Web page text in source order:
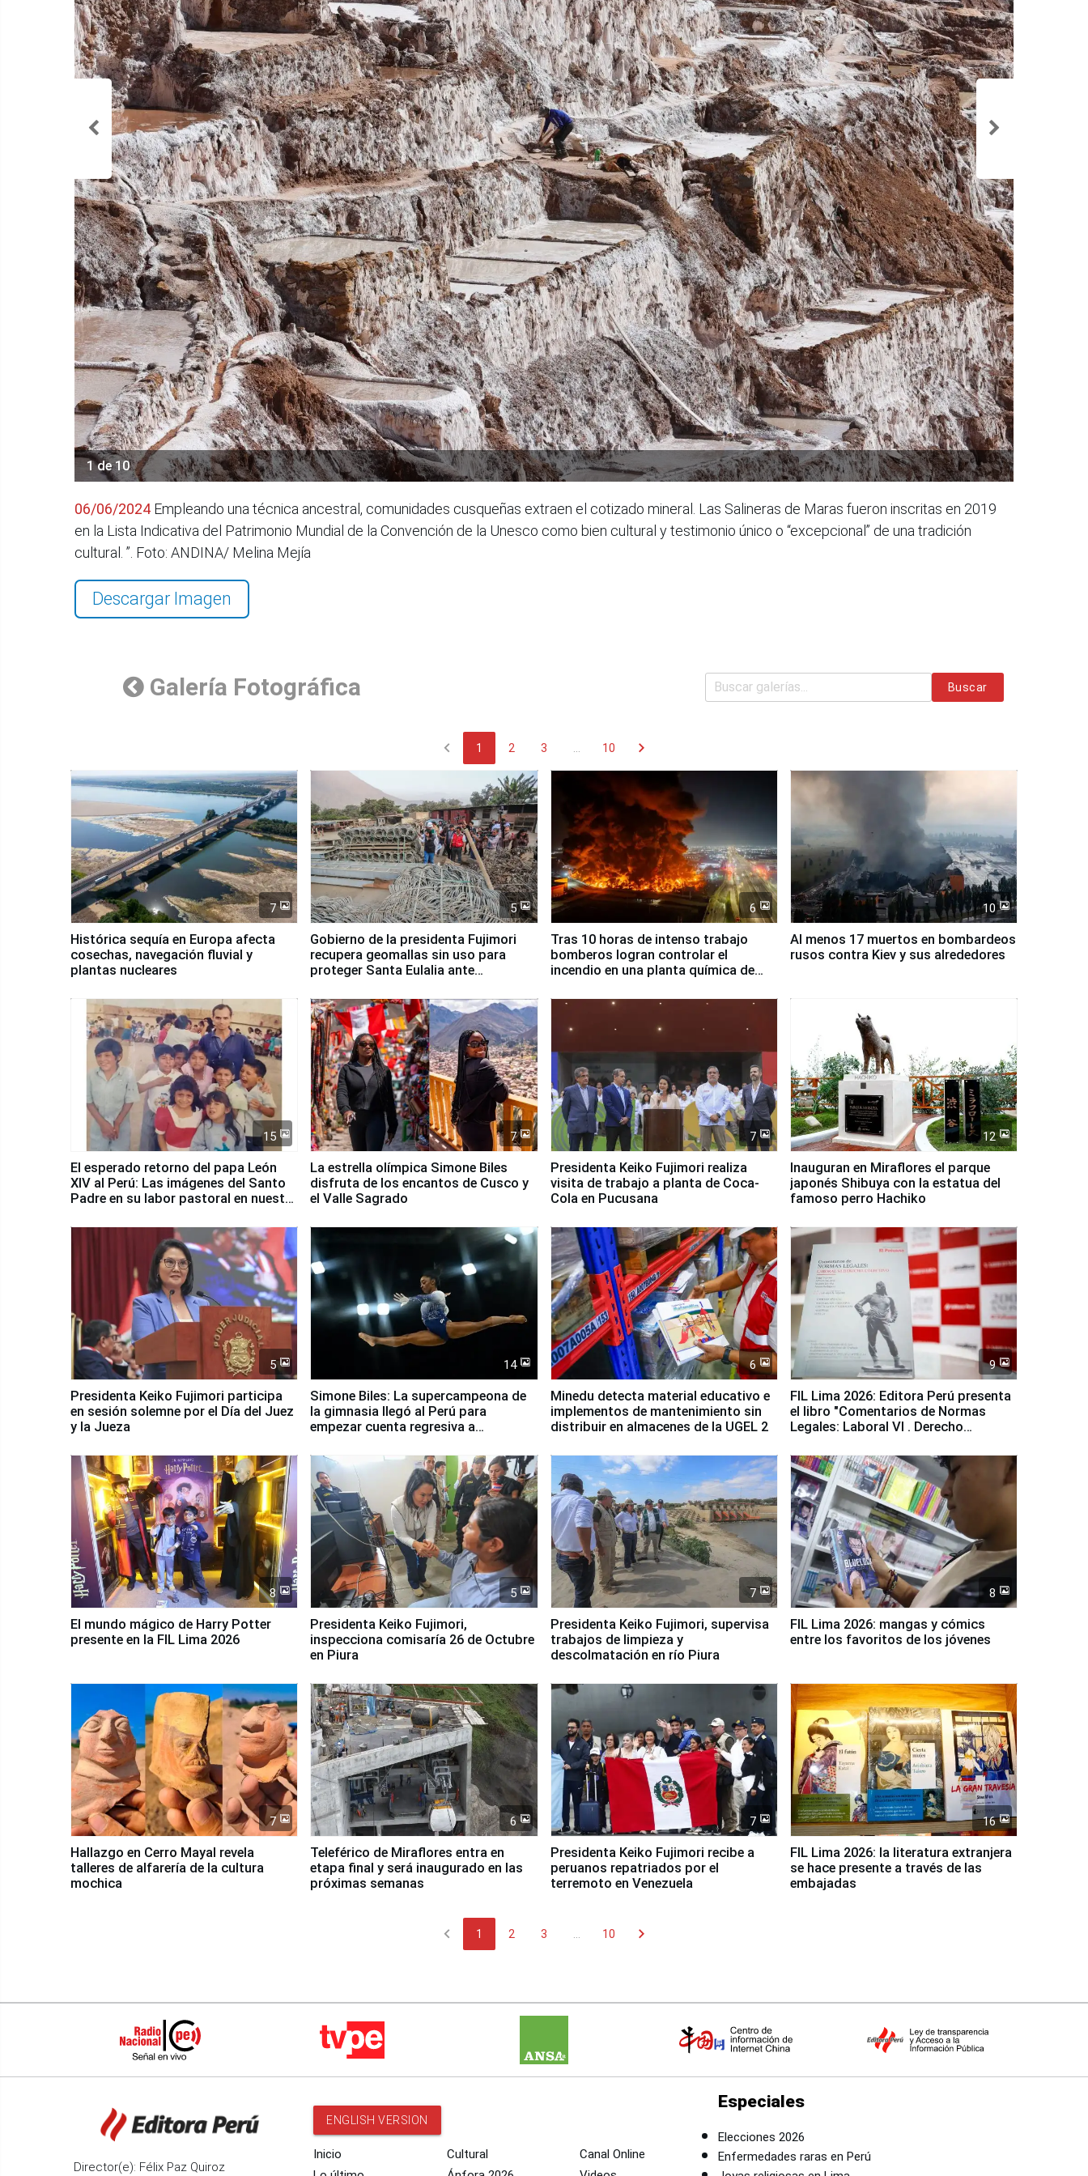
1 de 10
06/06/2024 Empleando una técnica ancestral, comunidades cusqueñas extraen el cotizado mineral. Las Salineras de Maras fueron inscritas en 2019
en la Lista Indicativa del Patrimonio Mundial de la Convención de la Unesco como bien cultural y testimonio único o “excepcional” de una tradición
cultural. ”. Foto: ANDINA/ Melina Mejía
Descargar Imagen
Galería Fotográfica Buscar
chevron_left 1 2 3 10 chevron_right
7
Histórica sequía en Europa afecta
cosechas, navegación fluvial y
plantas nucleares
5
Gobierno de la presidenta Fujimori
recupera geomallas sin uso para
proteger Santa Eulalia ante
6
Tras 10 horas de intenso trabajo
bomberos logran controlar el
incendio en una planta química de
10
Al menos 17 muertos en bombardeos
rusos contra Kiev y sus alrededores
15
El esperado retorno del papa León
XIV al Perú: Las imágenes del Santo
Padre en su labor pastoral en nuestro
7
La estrella olímpica Simone Biles
disfruta de los encantos de Cusco y
el Valle Sagrado
7
Presidenta Keiko Fujimori realiza
visita de trabajo a planta de Coca-
Cola en Pucusana
12
Inauguran en Miraflores el parque
japonés Shibuya con la estatua del
famoso perro Hachiko
5
Presidenta Keiko Fujimori participa
en sesión solemne por el Día del Juez
y la Jueza
14
Simone Biles: La supercampeona de
la gimnasia llegó al Perú para
empezar cuenta regresiva a
6
Minedu detecta material educativo e
implementos de mantenimiento sin
distribuir en almacenes de la UGEL 2
9
FIL Lima 2026: Editora Perú presenta
el libro "Comentarios de Normas
Legales: Laboral Vl . Derecho
8
El mundo mágico de Harry Potter
presente en la FIL Lima 2026
5
Presidenta Keiko Fujimori,
inspecciona comisaría 26 de Octubre
en Piura
7
Presidenta Keiko Fujimori, supervisa
trabajos de limpieza y
descolmatación en río Piura
8
FIL Lima 2026: mangas y cómics
entre los favoritos de los jóvenes
7
Hallazgo en Cerro Mayal revela
talleres de alfarería de la cultura
mochica
6
Teleférico de Miraflores entra en
etapa final y será inaugurado en las
próximas semanas
7
Presidenta Keiko Fujimori recibe a
peruanos repatriados por el
terremoto en Venezuela
16
FIL Lima 2026: la literatura extranjera
se hace presente a través de las
embajadas
chevron_left 1 2 3 10 chevron_right
Director(e): Félix Paz Quiroz
ENGLISH VERSION
Inicio
Cultural
Canal Online
Especiales
Elecciones 2026
Enfermedades raras en Perú